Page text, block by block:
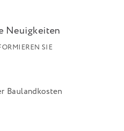
Neuigkeiten
SIE